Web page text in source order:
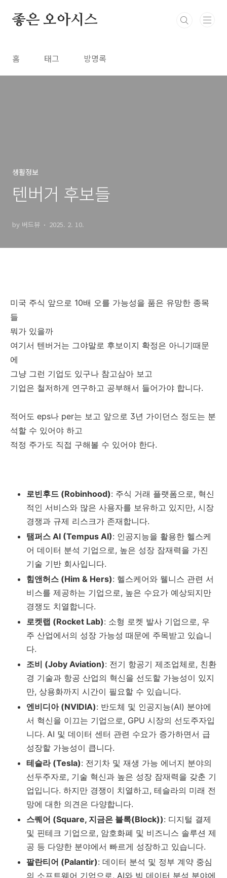
좋은 오아시스
홈 태그 방명록
생활정보
텐버거 후보들
by 버드뷰 2025. 2. 10.
미국 주식 앞으로 10배 오를 가능성을 품은 유망한 종목
들
뭐가 있을까
여기서 텐버거는 그야말로 후보이지 확정은 아니기때문
에
그냥 그런 기업도 있구나 참고삼아 보고
기업은 철저하게 연구하고 공부해서 들어가야 합니다.
적어도 eps나 per는 보고 앞으로 3년 가이던스 정도는 분
석할 수 있어야 하고
적정 주가도 직접 구해볼 수 있어야 한다.
로빈후드 (Robinhood): 주식 거래 플랫폼으로, 혁신
적인 서비스와 많은 사용자를 보유하고 있지만, 시장
경쟁과 규제 리스크가 존재합니다.
탬퍼스 AI (Tempus AI): 인공지능을 활용한 헬스케
어 데이터 분석 기업으로, 높은 성장 잠재력을 가진
기술 기반 회사입니다.
힘앤허스 (Him & Hers): 헬스케어와 웰니스 관련 서
비스를 제공하는 기업으로, 높은 수요가 예상되지만
경쟁도 치열합니다.
로켓랩 (Rocket Lab): 소형 로켓 발사 기업으로, 우
주 산업에서의 성장 가능성 때문에 주목받고 있습니
다.
조비 (Joby Aviation): 전기 항공기 제조업체로, 친환
경 기술과 항공 산업의 혁신을 선도할 가능성이 있지
만, 상용화까지 시간이 필요할 수 있습니다.
엔비디아 (NVIDIA): 반도체 및 인공지능(AI) 분야에
서 혁신을 이끄는 기업으로, GPU 시장의 선도주자입
니다. AI 및 데이터 센터 관련 수요가 증가하면서 급
성장할 가능성이 큽니다.
테슬라 (Tesla): 전기차 및 재생 가능 에너지 분야의
선두주자로, 기술 혁신과 높은 성장 잠재력을 갖춘 기
업입니다. 하지만 경쟁이 치열하고, 테슬라의 미래 전
망에 대한 의견은 다양합니다.
스퀘어 (Square, 지금은 블록(Block)): 디지털 결제
및 핀테크 기업으로, 암호화폐 및 비즈니스 솔루션 제
공 등 다양한 분야에서 빠르게 성장하고 있습니다.
팔란티어 (Palantir): 데이터 분석 및 정부 계약 중심
의 소프트웨어 기업으로, AI와 빅 데이터 분석 분야에